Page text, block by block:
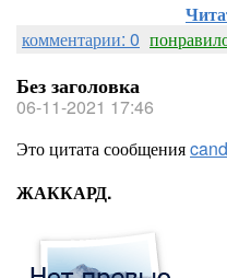
комментарии: 0
Без заголовка
06-11-2021 17:46
Это цитата сообщения
ЖАККАРД.